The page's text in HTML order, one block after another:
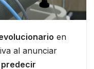
en
al anunciar
predecir